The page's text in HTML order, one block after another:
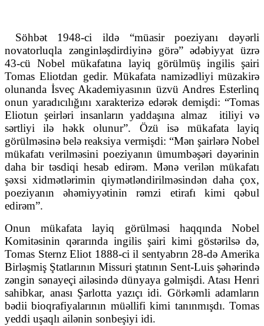
Söhbət 1948-ci ildə “müasir poeziyanı dəyərli
novatorluqla zənginləşdirdiyinə görə” ədəbiyyat üzrə
43-cü Nobel mükafatına layiq görülmüş ingilis şairi
Tomas Eliotdan gedir. Mükafata namizədliyi müzakirə
olunanda İsveç Akademiyasının üzvü Andres Esterlinq
onun yaradıcılığını xarakterizə edərək demişdi: “Tomas
Eliotun şeirləri insanların yaddaşına almaz
itiliyi və
sərtliyi ilə həkk olunur”. Özü isə mükafata layiq
görülməsinə belə reaksiya vermişdi: “Mən şairlərə Nobel
mükafatı verilməsini poeziyanın ümumbəşəri dəyərinin
daha bir təsdiqi hesab edirəm. Mənə verilən mükafatı
şəxsi xidmətlərimin qiymətləndirilməsindən daha çox,
poeziyanın əhəmiyyətinin rəmzi etirafı kimi qəbul
edirəm”.
Onun mükafata layiq görülməsi haqqında Nobel
Komitəsinin qərarında ingilis şairi kimi göstərilsə də,
Tomas Sternz Eliot 1888-сi il sentyabrın 28-də Amerika
Birləşmiş Ştatlarının Missuri ştatının Sent-Luis şəhərində
zəngin sənayeçi ailəsində dünyaya gəlmişdi. Atası Henri
sahibkar, anası Şarlotta yazıçı idi. Görkəmli adamların
bədii bioqrafiyalarının müəllifi kimi tanınmışdı. Tomas
yeddi uşaqlı ailənin sonbeşiyi idi.